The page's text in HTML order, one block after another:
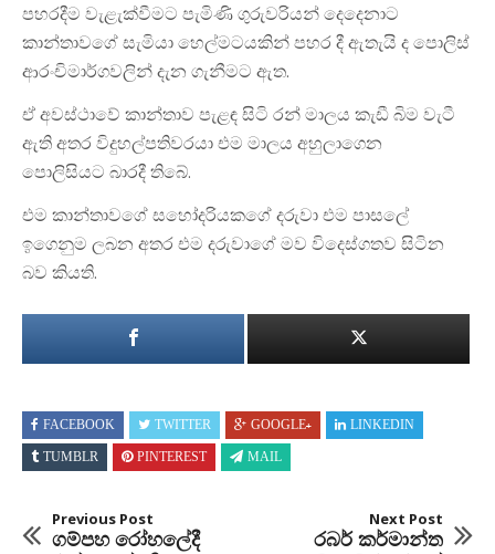
පහරදීම වැළැක්වීමට පැමිණි ගුරුවරියන් දෙදෙනාට
කාන්තාවගේ සැමියා හෙල්මටයකින් පහර දී ඇතැයි ද පොලිස්
ආරංචිමාර්ගවලින් දැන ගැනීමට ඇත.
ඒ අවස්ථාවේ කාන්තාව පැළඳ සිටි රන් මාලය කැඩී බිම වැටී
ඇති අතර විදුහල්පතිවරයා එම මාලය අහුලාගෙන
පොලිසියට බාරදී තිබේ.
එම කාන්තාවගේ සහෝදරියකගේ දරුවා එම පාසලේ
ඉගෙනුම ලබන අතර එම දරුවාගේ මව විදෙස්ගතව සිටින
බව කියති.
FACEBOOK TWITTER GOOGLE+ LINKEDIN
TUMBLR PINTEREST MAIL
Previous Post
ගම්පහ රෝහලේදී
Next Post
රබර් කර්මාන්ත